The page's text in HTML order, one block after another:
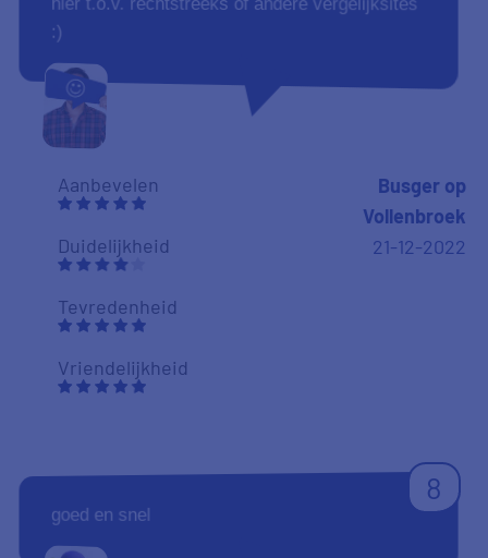
:)
Aanbevelen
Duidelijkheid
Tevredenheid
Vriendelijkheid
Busger op
Vollenbroek
21-12-2022
8
goed en snel